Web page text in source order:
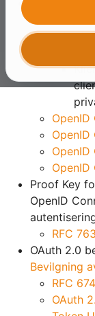
OpenID
OpenID
OpenID
Proof Key
OpenID
RFC
OAuth 2.0
Bevilgning
RFC
OAuth